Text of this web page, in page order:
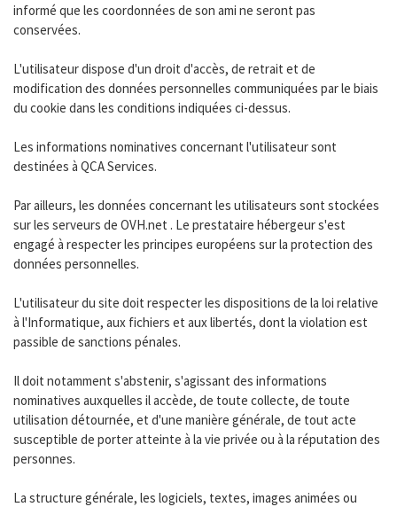
informé que les coordonnées de son ami ne seront pas
conservées.
L'utilisateur dispose d'un droit d'accès, de retrait et de
modification des données personnelles communiquées par le biais
du cookie dans les conditions indiquées ci-dessus.
Les informations nominatives concernant l'utilisateur sont
destinées à QCA Services.
Par ailleurs, les données concernant les utilisateurs sont stockées
sur les serveurs de OVH.net . Le prestataire hébergeur s'est
engagé à respecter les principes européens sur la protection des
données personnelles.
L'utilisateur du site doit respecter les dispositions de la loi relative
à l'Informatique, aux fichiers et aux libertés, dont la violation est
passible de sanctions pénales.
Il doit notamment s'abstenir, s'agissant des informations
nominatives auxquelles il accède, de toute collecte, de toute
utilisation détournée, et d'une manière générale, de tout acte
susceptible de porter atteinte à la vie privée ou à la réputation des
personnes.
La structure générale, les logiciels, textes, images animées ou